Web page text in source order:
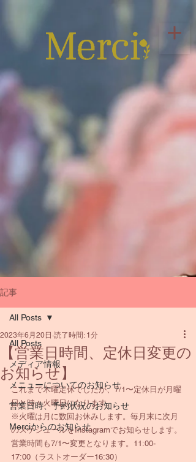
記事
All Posts
メディア情報
メニューについてのお知らせ
営業日時、予約状況のお知らせ
Merciからのお知らせ
All Posts
【営業日時間、定休日変更の
お知らせ】
2023年6月20日 読了時間: 1分
これまで木曜定休でしたが、7/1〜定休日が月曜
日と時々火曜日になります
※火曜は月に数回お休みします。毎月末に次月
のスケジュールをInstagramでお知らせします。
営業時間も7/1〜変更となります。11:00-
17:00（ラストオーダー16:30）